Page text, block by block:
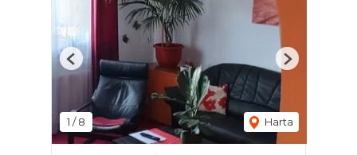
1 /8 Harta
Previous Next